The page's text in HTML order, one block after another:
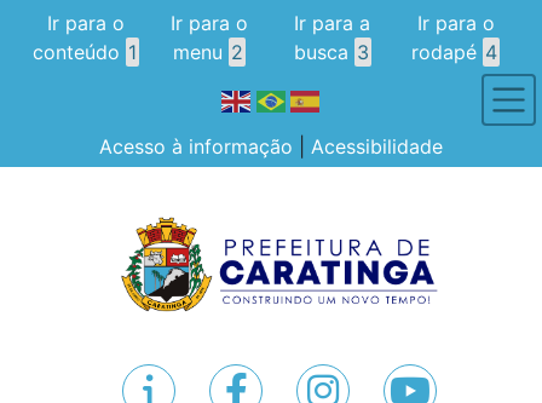
Ir para o
conteúdo 1
Ir para o
menu 2
Ir para a
busca 3
Ir para o
rodapé 4
Acesso à informação Acessibilidade